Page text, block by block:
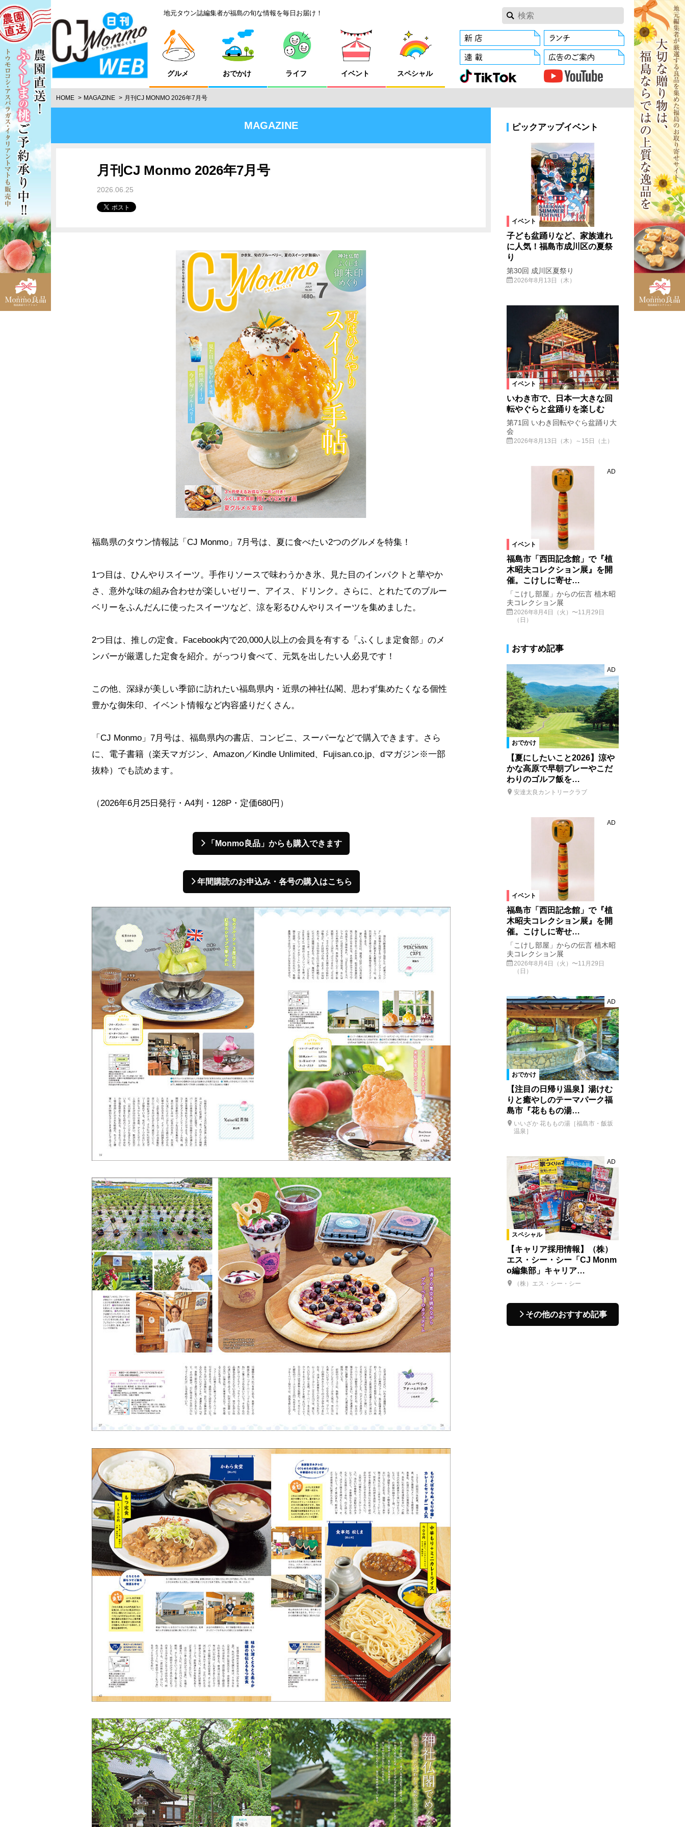
地元タウン誌編集者が福島の旬な情報を毎日お届け！
グルメ おでかけ ライフ イベント スペシャル
HOME MAGAZINE 月刊CJ MONMO 2026年7月号
MAGAZINE
月刊CJ Monmo 2026年7月号
2026.06.25
福島県のタウン情報誌「CJ Monmo」7月号は、夏に食べたい2つのグルメを特集！
1つ目は、ひんやりスイーツ。手作りソースで味わうかき氷、見た目のインパクトと華やか
さ、意外な味の組み合わせが楽しいゼリー、アイス、ドリンク。さらに、とれたてのブルー
ベリーをふんだんに使ったスイーツなど、涼を彩るひんやりスイーツを集めました。
2つ目は、推しの定食。Facebook内で20,000人以上の会員を有する「ふくしま定食部」のメ
ンバーが厳選した定食を紹介。がっつり食べて、元気を出したい人必見です！
この他、深緑が美しい季節に訪れたい福島県内・近県の神社仏閣、思わず集めたくなる個性
豊かな御朱印、イベント情報など内容盛りだくさん。
「CJ Monmo」7月号は、福島県内の書店、コンビニ、スーパーなどで購入できます。さら
に、電子書籍（楽天マガジン、Amazon／Kindle Unlimited、Fujisan.co.jp、dマガジン※一部
抜粋）でも読めます。
（2026年6月25日発行・A4判・128P・定価680円）
「Monmo良品」からも購入できます
年間購読のお申込み・各号の購入はこちら
ピックアップイベント
イベント
子ども盆踊りなど、家族連れ
に人気！福島市成川区の夏祭
り
第30回 成川区夏祭り
2026年8月13日（木）
イベント
いわき市で、日本一大きな回
転やぐらと盆踊りを楽しむ
第71回 いわき回転やぐら盆踊り大
会
2026年8月13日（木）～15日（土）
イベント
AD
福島市「西田記念館」で『植
木昭夫コレクション展』を開
催。こけしに寄せ…
「こけし部屋」からの伝言 植木昭
夫コレクション展
2026年8月4日（火）〜11月29日
（日）
おすすめ記事
おでかけ
AD
【夏にしたいこと2026】涼や
かな高原で早朝プレーやこだ
わりのゴルフ飯を…
安達太良カントリークラブ
イベント
AD
福島市「西田記念館」で『植
木昭夫コレクション展』を開
催。こけしに寄せ…
「こけし部屋」からの伝言 植木昭
夫コレクション展
2026年8月4日（火）〜11月29日
（日）
おでかけ
AD
【注目の日帰り温泉】湯けむ
りと癒やしのテーマパーク福
島市『花ももの湯…
いいざか 花ももの湯［福島市・飯坂
温泉］
スペシャル
AD
【キャリア採用情報】（株）
エス・シー・シー「CJ Monm
o編集部」キャリア…
（株）エス・シー・シー
その他のおすすめ記事